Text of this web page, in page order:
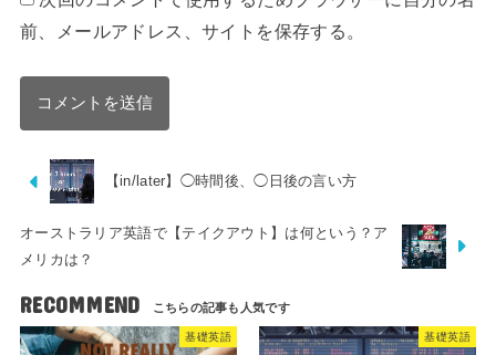
前、メールアドレス、サイトを保存する。
【in/later】◯時間後、◯日後の言い方
オーストラリア英語で【テイクアウト】は何という？ア
メリカは？
RECOMMEND
基礎英語 基礎英語